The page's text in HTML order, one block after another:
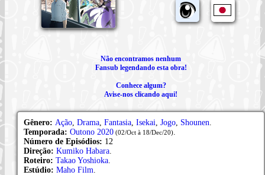
Não encontramos nenhum
Fansub legendando esta obra!
Conhece algum?
Avise-nos clicando aqui!
Gênero: Ação Drama Fantasia Isekai Jogo Shounen
Temporada: Outono 2020 (02/Oct à 18/Dec/20)
Número de Episódios: 12
Direção: Kumiko Habara
Roteiro: Takao Yoshioka
Estúdio: Maho Film